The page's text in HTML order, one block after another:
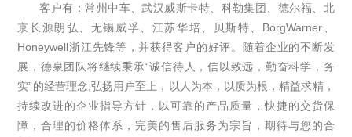
客户有：常州中车、武汉威斯卡特、科勒集团、德尔福、北
京长源朗弘、无锡威孚、江苏华培、贝斯特、BorgWarner、
Honeywell浙江先锋等，并获得客户的好评。随着企业的不断发
展，德泉团队将继续秉承“诚信待人，信以致远，勤奋科学，务
实”的经营理念;弘扬用户至上，以人为本，以质为根，精益求精，
持续改进的企业指导方针，以可靠的产品质量，快捷的交货保
障，合理的价格体系，完美的售后服务为宗旨，期待与您的合